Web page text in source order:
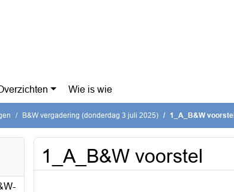
Wie is wie
B&W vergadering (donderdag 3 juli 2025) 1_A_B&W voorstel
1_A_B&W voorstel